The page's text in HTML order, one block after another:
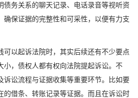
债务关系的聊天记录、电话录音等视听资
确保证据的完整性和可采性，以便有力支
可以起诉法院时，其实后续还有不少要点
小，债权人都有权向法院提起诉讼。不
诉讼流程与证据收集等重要环节。比如要
的借条、转账记录等证据。而且在诉讼时